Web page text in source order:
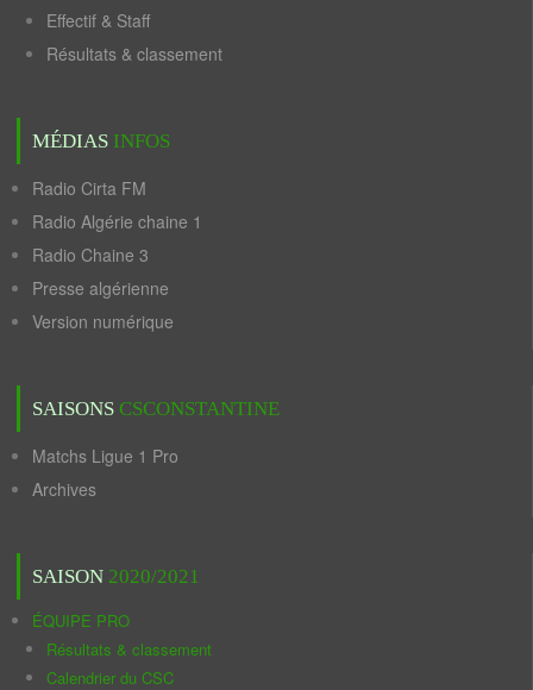
Effectif & Staff
Résultats & classement
MÉDIAS INFOS
Radio Cirta FM
Radio Algérie chaine 1
Radio Chaine 3
Presse algérienne
Version numérique
SAISONS CSCONSTANTINE
Matchs Ligue 1 Pro
Archives
SAISON 2020/2021
ÉQUIPE PRO
Résultats & classement
Calendrier du CSC